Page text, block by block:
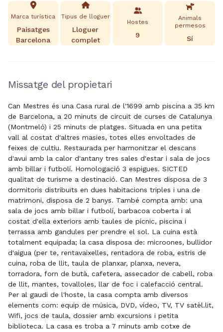
Marca turística
Paisatges
Barcelona
Tipus de lloguer
Lloguer
complet
Hostes
9
Animals
permesos
Sí
Missatge del propietari
Can Mestres és una Casa rural de l'1699 amb piscina a 35 km
de Barcelona, ​​a 20 minuts de circuit de curses de Catalunya
(Montmeló) i 25 minuts de platges. Situada en una petita
vall al costat d'altres masies, totes elles envoltades de
feixes de cultiu. Restaurada per harmonitzar el descans
d'avui amb la calor d'antany tres sales d'estar i sala de jocs
amb billar i futbolí. Homologació 3 espigues. SICTED
qualitat de turisme a destinació. Can Mestres disposa de 3
dormitoris distribuïts en dues habitacions triples i una de
matrimoni, disposa de 2 banys. També compta amb: una
sala de jocs amb billar i futbolí, barbacoa coberta i al
costat d'ella exteriors amb taules de pícnic, piscina i
terrassa amb gandules per prendre el sol. La cuina està
totalment equipada; la casa disposa de: microones, bullidor
d'aigua (per te, rentavaixelles, rentadora de roba, estris de
cuina, roba de llit, taula de planxar, planxa, nevera,
torradora, forn de butà, cafetera, assecador de cabell, roba
de llit, mantes, tovalloles, llar de foc i calefacció central.
Per al gaudi de l'hoste, la casa compta amb diversos
elements com: equip de música, DVD, vídeo, TV, TV satèl.lit,
Wifi, jocs de taula, dossier amb excursions i petita
biblioteca. La casa es troba a 7 minuts amb cotxe de